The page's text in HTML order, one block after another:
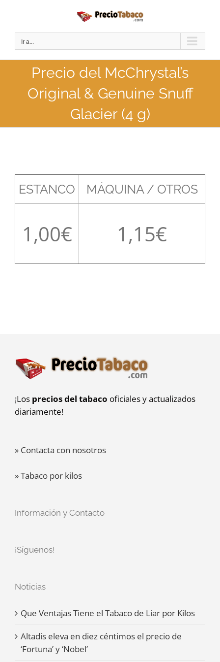
contenido
Ir a...
Precio del McChrystal’s
Original & Genuine Snuff
Glacier (4 g)
ESTANCO MÁQUINA / OTROS
1,00 1,15
¡Los precios del tabaco oficiales y actualizados
diariamente!
» Contacta con nosotros
» Tabaco por kilos
Información y Contacto
¡Síguenos!
Noticias
Que Ventajas Tiene el Tabaco de Liar por Kilos
Altadis eleva en diez céntimos el precio de
‘Fortuna’ y ‘Nobel’